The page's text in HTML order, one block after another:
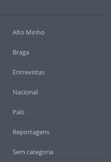
Alto Minho
Braga
Entrevistas
Nacional
País
Reportagens
Sem categoria